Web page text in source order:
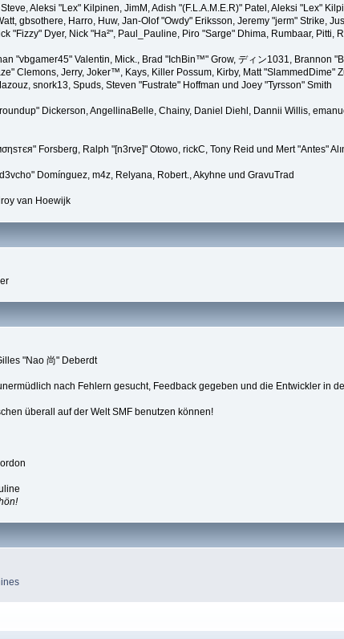
Aleksi "Lex" Kilpinen, JimM, Adish "(F.L.A.M.E.R)" Patel, Aleksi "Lex"
gbsothere, Harro, Huw, Jan-Olof "Owdy" Eriksson, Jeremy "jerm" Strike,
"Fizzy" Dyer, Nick "Ha²", Paul_Pauline, Piro "Sarge" Dhima, Rumbaar,
"vbgamer45" Valentin, Mick., Brad "IchBin™" Grow, ディン1031, Brannon
Clemons, Jerry, Joker™, Kays, Killer Possum, Kirby, Matt
snork13, Spuds, Steven "Fustrate" Hoffman und Joey "Tyrsson" Smith
Dickerson, AngellinaBelle, Chainy, Daniel Diehl, Dannii Willis,
Forsberg, Ralph "[n3rve]" Otowo, rickC, Tony Reid und Mert "Antes"
Domínguez, m4z, Relyana, Robert., Akyhne und GravuTrad
van Hoewijk
"Nao 尚" Deberdt
nach Fehlern gesucht, Feedback gegeben und die Entwickler in
überall auf der Welt SMF benutzen können!